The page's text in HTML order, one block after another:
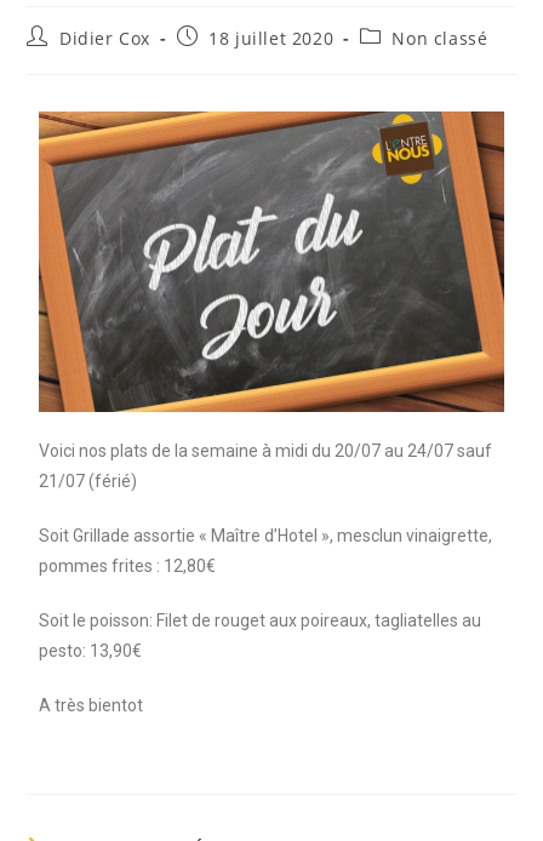
Didier Cox 18 juillet 2020 Non classé
Voici nos plats de la semaine à midi du 20/07 au 24/07 sauf
21/07 (férié)
Soit Grillade assortie « Maître d’Hotel », mesclun vinaigrette,
pommes frites : 12,80€
Soit le poisson: Filet de rouget aux poireaux, tagliatelles au
pesto: 13,90€
A très bientot